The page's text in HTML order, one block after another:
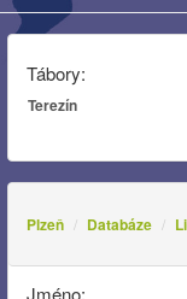
Tábory:
Terezín
Plzeň Databáze
Jméno: